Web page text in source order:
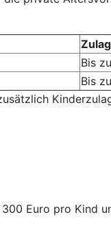
Bis
Bis
Euro pro Kind